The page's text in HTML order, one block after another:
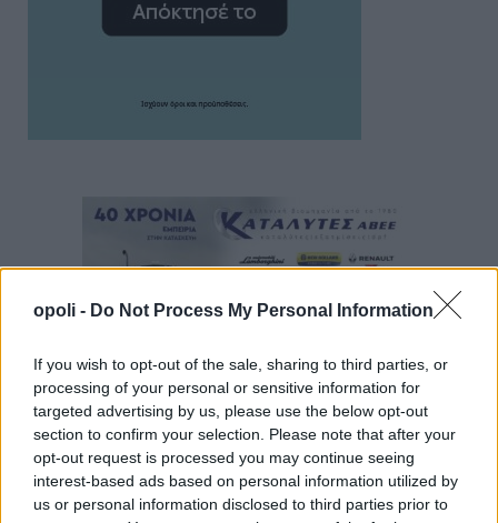
opoli - Do Not Process My Personal Information
If you wish to opt-out of the sale, sharing to third parties, or
processing of your personal or sensitive information for
targeted advertising by us, please use the below opt-out
section to confirm your selection. Please note that after your
opt-out request is processed you may continue seeing
interest-based ads based on personal information utilized by
us or personal information disclosed to third parties prior to